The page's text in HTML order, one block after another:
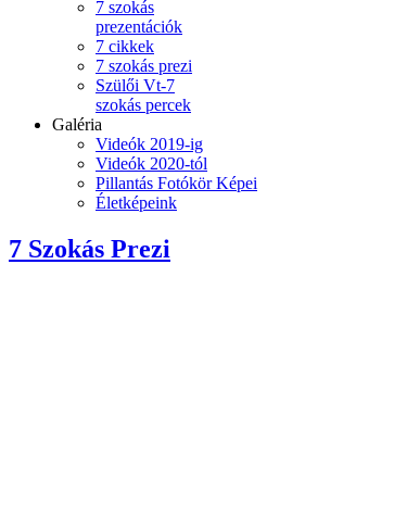
7 szokás
prezentációk
7 cikkek
7 szokás prezi
Szülői Vt-7
szokás percek
Galéria
Videók 2019-ig
Videók 2020-tól
Pillantás Fotókör Képei
Életképeink
7 Szokás Prezi